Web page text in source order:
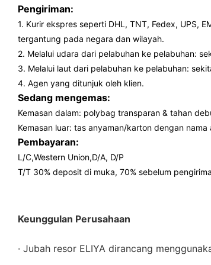
Pengiriman:
1. Kurir ekspres seperti DHL, TNT, Fedex, UPS,
tergantung pada negara dan wilayah.
2. Melalui udara dari pelabuhan ke pelabuhan:
3. Melalui laut dari pelabuhan ke pelabuhan:
4. Agen yang ditunjuk oleh klien.
Sedang mengemas:
Kemasan dalam: polybag transparan & tahan
Kemasan luar: tas anyaman/karton dengan
Pembayaran:
L/C,Western Union,D/A, D/P
T/T 30% deposit di muka, 70% sebelum
Keunggulan Perusahaan
· Jubah resor ELIYA dirancang